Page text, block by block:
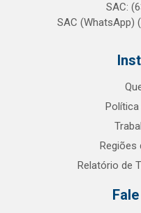
SAC:
SAC (WhatsApp)
Política
Regiões
Relatório de